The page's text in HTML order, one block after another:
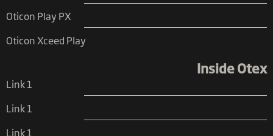
Oticon Play PX
Oticon Xceed Play
Inside Otex
Link 1
Link 1
Link 1